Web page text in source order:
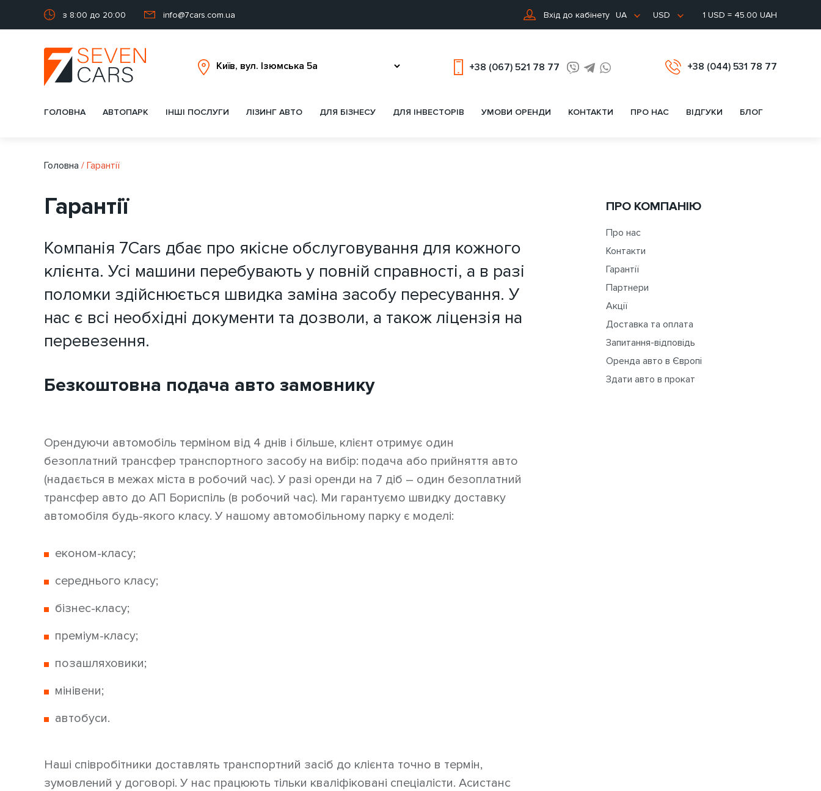
з 8:00 до 20:00 info@7cars.com.ua Вхід до кабінету UA USD 1 USD = 45.00 UAH
+38 (067) 521 78 77 +38 (044) 531 78 77
ГОЛОВНА АВТОПАРК ІНШІ ПОСЛУГИ ЛІЗИНГ АВТО ДЛЯ БІЗНЕСУ ДЛЯ ІНВЕСТОРІВ УМОВИ ОРЕНДИ КОНТАКТИ ПРО НАС ВІДГУКИ БЛОГ
Головна / Гарантії
Гарантії
Компанія 7Cars дбає про якісне обслуговування для кожного
клієнта. Усі машини перебувають у повній справності, а в разі
поломки здійснюється швидка заміна засобу пересування. У
нас є всі необхідні документи та дозволи, а також ліцензія на
перевезення.
Безкоштовна подача авто замовнику
Орендуючи автомобіль терміном від 4 днів і більше, клієнт отримує один
безоплатний трансфер транспортного засобу на вибір: подача або прийняття авто
(надається в межах міста в робочий час). У разі оренди на 7 діб – один безоплатний
трансфер авто до АП Бориспіль (в робочий час). Ми гарантуємо швидку доставку
автомобіля будь-якого класу. У нашому автомобільному парку є моделі:
економ-класу;
середнього класу;
бізнес-класу;
преміум-класу;
позашляховики;
мінівени;
автобуси.
Наші співробітники доставлять транспортний засіб до клієнта точно в термін,
зумовлений у договорі. У нас працюють тільки кваліфіковані спеціалісти. Асистанс
ПРО КОМПАНІЮ
Про нас
Контакти
Гарантії
Партнери
Акції
Доставка та оплата
Запитання-відповідь
Оренда авто в Європі
Здати авто в прокат